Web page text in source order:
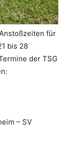
für
bis 28
der TSG
– SV